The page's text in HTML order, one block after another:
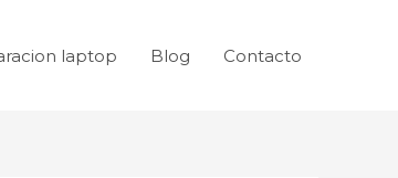
laptop Blog Contacto